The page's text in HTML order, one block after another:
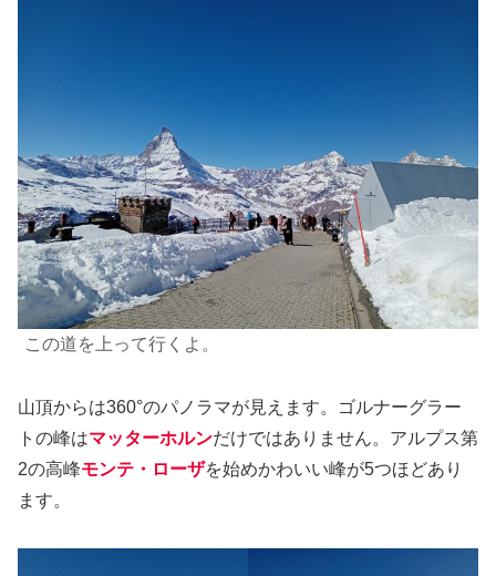
この道を上って行くよ。
山頂からは360°のパノラマが見えます。ゴルナーグラー
トの峰はマッターホルンだけではありません。アルプス第
2の高峰モンテ ・ローザを始めかわいい峰が5つほどあり
ます。